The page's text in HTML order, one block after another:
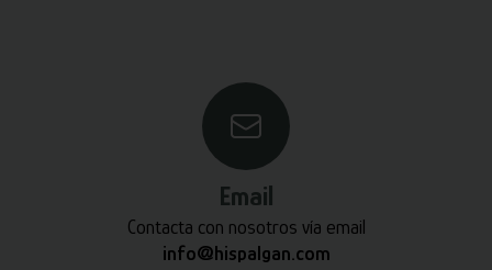
Email
Contacta con nosotros vía email
info@hispalgan.com